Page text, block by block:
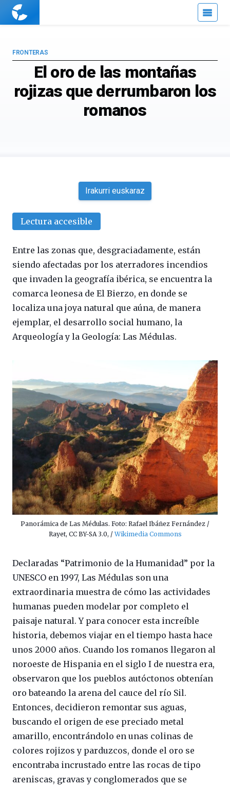
Cuaderno
El oro de las montañas
rojizas que derrumbaron los
romanos
FRONTERAS
Irakurri euskaraz
Lectura accesible
Entre las zonas que, desgraciadamente, están
siendo afectadas por los aterradores incendios
que invaden la geografía ibérica, se encuentra la
comarca leonesa de El Bierzo, en donde se
localiza una joya natural que aúna, de manera
ejemplar, el desarrollo social humano, la
Arqueología y la Geología: Las Médulas.
Panorámica de Las Médulas. Foto: Rafael Ibáñez Fernández /
Rayet, CC BY-SA 3.0, /Wikimedia Commons
Declaradas “Patrimonio de la Humanidad” por la
UNESCO en 1997, Las Médulas son una
extraordinaria muestra de cómo las actividades
humanas pueden modelar por completo el
paisaje natural. Y para conocer esta increíble
historia, debemos viajar en el tiempo hasta hace
unos 2000 años. Cuando los romanos llegaron al
noroeste de Hispania en el siglo I de nuestra era,
observaron que los pueblos autóctonos obtenían
oro bateando la arena del cauce del río Sil.
Entonces, decidieron remontar sus aguas,
buscando el origen de ese preciado metal
amarillo, encontrándolo en unas colinas de
colores rojizos y parduzcos, donde el oro se
encontraba incrustado entre las rocas de tipo
areniscas, gravas y conglomerados que se